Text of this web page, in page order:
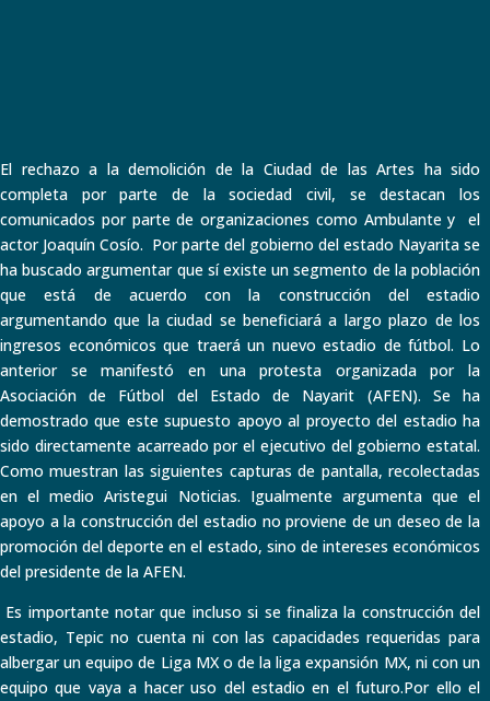
El rechazo a la demolición de la Ciudad de las Artes ha sido
completa por parte de la sociedad civil, se destacan los
comunicados por parte de organizaciones como Ambulante y el
actor Joaquín Cosío. Por parte del gobierno del estado Nayarita se
ha buscado argumentar que sí existe un segmento de la población
que está de acuerdo con la construcción del estadio
argumentando que la ciudad se beneficiará a largo plazo de los
ingresos económicos que traerá un nuevo estadio de fútbol. Lo
anterior se manifestó en una protesta organizada por la
Asociación de Fútbol del Estado de Nayarit (AFEN). Se ha
demostrado que este supuesto apoyo al proyecto del estadio ha
sido directamente acarreado por el ejecutivo del gobierno estatal.
Como muestran las siguientes capturas de pantalla, recolectadas
en el medio Aristegui Noticias. Igualmente argumenta que el
apoyo a la construcción del estadio no proviene de un deseo de la
promoción del deporte en el estado, sino de intereses económicos
del presidente de la AFEN.
Es importante notar que incluso si se finaliza la construcción del
estadio, Tepic no cuenta ni con las capacidades requeridas para
albergar un equipo de Liga MX o de la liga expansión MX, ni con un
equipo que vaya a hacer uso del estadio en el futuro.Por ello el